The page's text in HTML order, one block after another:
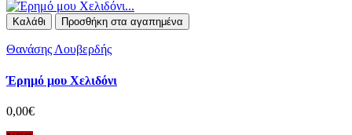
Καλάθι Προσθήκη στα αγαπημένα
Θανάσης Λουβερδής
Έρημό μου Χελιδόνι
0,00€